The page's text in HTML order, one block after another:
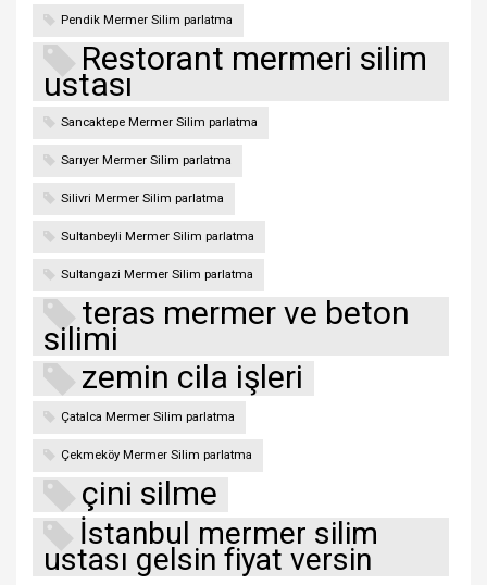
Pendik Mermer Silim parlatma
Restorant mermeri silim
ustası
Sancaktepe Mermer Silim parlatma
Sarıyer Mermer Silim parlatma
Silivri Mermer Silim parlatma
Sultanbeyli Mermer Silim parlatma
Sultangazi Mermer Silim parlatma
teras mermer ve beton
silimi
zemin cila işleri
Çatalca Mermer Silim parlatma
Çekmeköy Mermer Silim parlatma
çini silme
İstanbul mermer silim
ustası gelsin fiyat versin